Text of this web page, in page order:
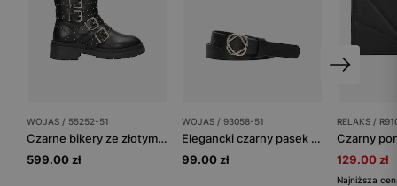
WOJAS / 55252-51
Czarne bikery ze złotymi nitami
599.00 zł
WOJAS / 93058-51
Elegancki czarny pasek damski ze skóry licowej
99.00 zł
RELAKS /
129.00 zł
Najniższa